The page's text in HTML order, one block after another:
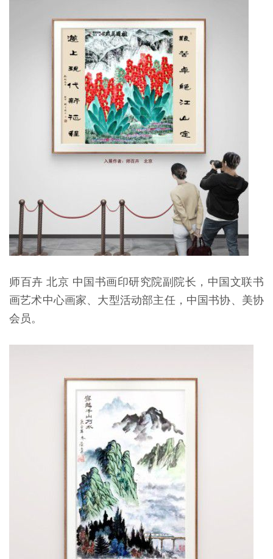
师百卉 北京 中国书画印研究院副院长，中国文联书
画艺术中心画家、大型活动部主任，中国书协、美协
会员。